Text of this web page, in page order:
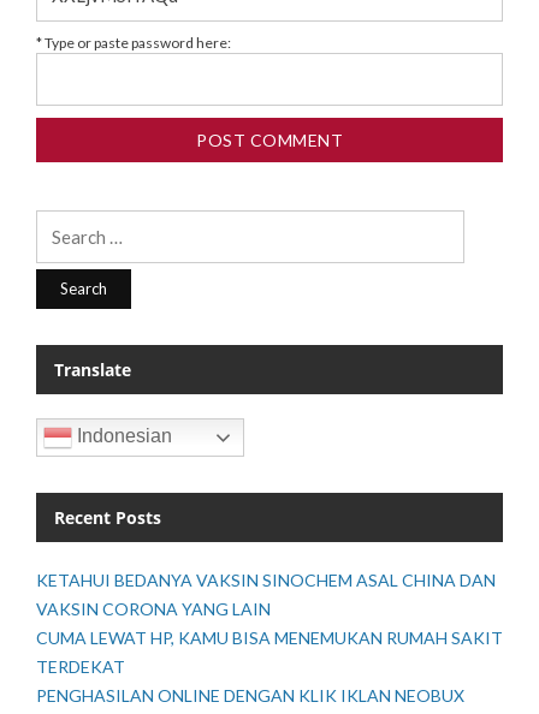
* Type or paste password here:
Translate
Indonesian
Recent Posts
KETAHUI BEDANYA VAKSIN SINOCHEM ASAL CHINA DAN
VAKSIN CORONA YANG LAIN
CUMA LEWAT HP, KAMU BISA MENEMUKAN RUMAH SAKIT
TERDEKAT
PENGHASILAN ONLINE DENGAN KLIK IKLAN NEOBUX